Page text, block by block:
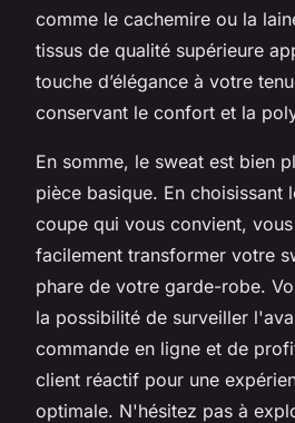
comme le cachemire ou la
tissus de qualité supérieure
touche d’élégance à votre
conservant le confort et la
En somme, le sweat est bien
pièce basique. En choisissant
coupe qui vous convient,
facilement transformer votre
phare de votre garde-robe.
la possibilité de surveiller
commande en ligne et de
client réactif pour une
optimale. N'hésitez pas à